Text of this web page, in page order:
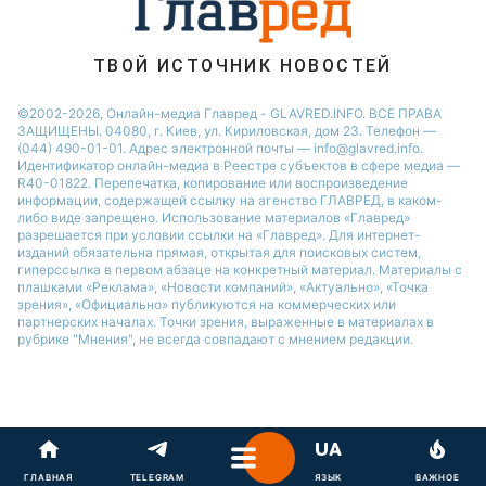
ТВОЙ ИСТОЧНИК НОВОСТЕЙ
©2002-2026, Онлайн-медиа Главред - GLAVRED.INFO. ВСЕ ПРАВА
ЗАЩИЩЕНЫ. 04080, г. Киев, ул. Кириловская, дом 23. Телефон —
(044) 490-01-01. Адрес электронной почты — info@glavred.info.
Идентификатор онлайн-медиа в Реестре cубъектов в сфере медиа —
R40-01822. Перепечатка, копирование или воспроизведение
информации, содержащей ссылку на агенство ГЛАВРЕД, в каком-
либо виде запрещено. Использование материалов «Главред»
разрешается при условии ссылки на «Главред». Для интернет-
изданий обязательна прямая, открытая для поисковых систем,
гиперссылка в первом абзаце на конкретный материал. Материалы с
плашками «Реклама», «Новости компаний», «Актуально», «Точка
зрения», «Официально» публикуются на коммерческих или
партнерских началах. Точки зрения, выраженные в материалах в
рубрике "Мнения", не всегда совпадают с мнением редакции.
ГЛАВНАЯ TELEGRAM ЯЗЫК ВАЖНОЕ